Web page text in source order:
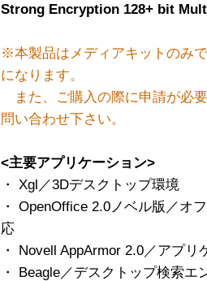
Strong Encryption 128+ bit
※本製品はメディアキットのみ
になります。
また、ご購入の際に申請が必
問い合わせ下さい。
<主要アプリケーション>
・ Xgl／3Dデスクトップ環境
・ OpenOffice 2.0ノベル版／オ
応
・ Novell AppArmor 2.0／アプ
・ Beagle／デスクトップ検索エ